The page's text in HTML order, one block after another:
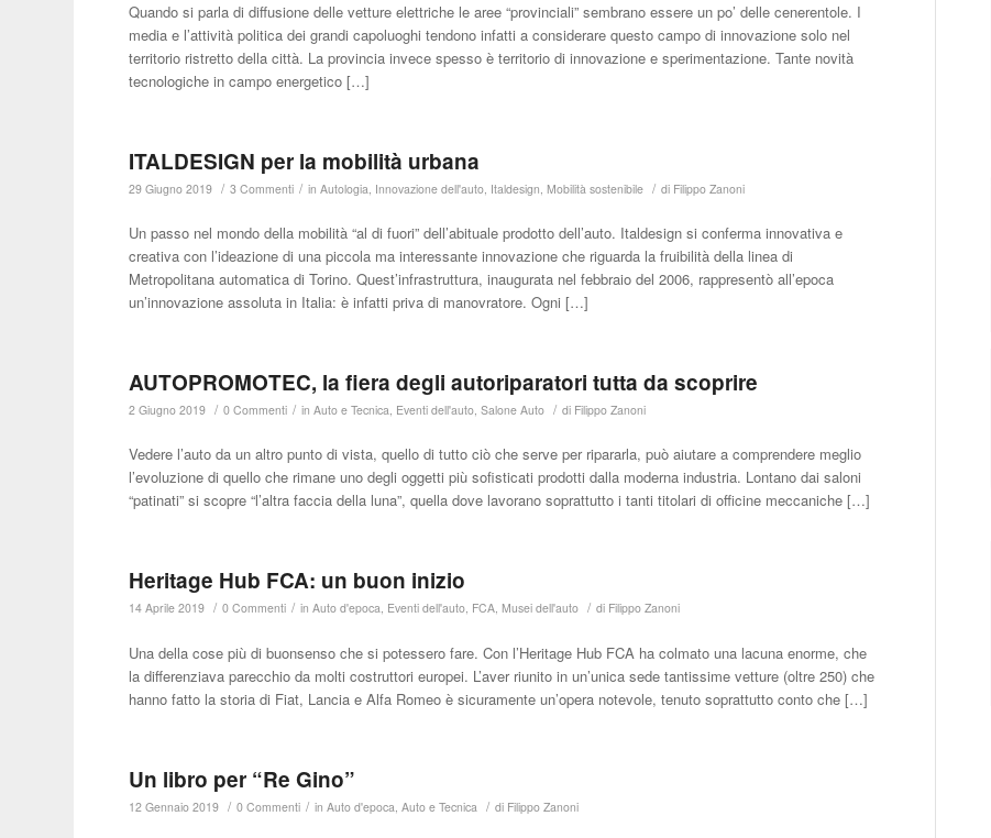
Quando si parla di diffusione delle vetture elettriche le aree “provinciali” sembrano essere un po’ delle cenerentole. I
media e l’attività politica dei grandi capoluoghi tendono infatti a considerare questo campo di innovazione solo nel
territorio ristretto della città. La provincia invece spesso è territorio di innovazione e sperimentazione. Tante novità
tecnologiche in campo energetico […]
ITALDESIGN per la mobilità urbana
29 Giugno 2019 / 3 Commenti / inAutologia, Innovazione dell'auto, Italdesign,Mobilità sostenibile / di Filippo Zanoni
Un passo nel mondo della mobilità “al di fuori” dell’abituale prodotto dell’auto. Italdesign si conferma innovativa e
creativa con l’ideazione di una piccola ma interessante innovazione che riguarda la fruibilità della linea di
Metropolitana automatica di Torino. Quest’infrastruttura, inaugurata nel febbraio del 2006, rappresentò all’epoca
un’innovazione assoluta in Italia: è infatti priva di manovratore. Ogni […]
AUTOPROMOTEC, la fiera degli autoriparatori tutta da scoprire
2 Giugno 2019 / 0 Commenti / inAuto e Tecnica, Eventi dell'auto,Salone Auto / di Filippo Zanoni
Vedere l’auto da un altro punto di vista, quello di tutto ciò che serve per ripararla, può aiutare a comprendere meglio
l’evoluzione di quello che rimane uno degli oggetti più sofisticati prodotti dalla moderna industria. Lontano dai saloni
“patinati” si scopre “l’altra faccia della luna”, quella dove lavorano soprattutto i tanti titolari di officine meccaniche […]
Heritage Hub FCA: un buon inizio
14 Aprile 2019 / 0 Commenti / inAuto d'epoca, Eventi dell'auto, FCA,Musei dell'auto / di Filippo Zanoni
Una della cose più di buonsenso che si potessero fare. Con l’Heritage Hub FCA ha colmato una lacuna enorme, che
la differenziava parecchio da molti costruttori europei. L’aver riunito in un’unica sede tantissime vetture (oltre 250) che
hanno fatto la storia di Fiat, Lancia e Alfa Romeo è sicuramente un’opera notevole, tenuto soprattutto conto che […]
Un libro per “Re Gino”
12 Gennaio 2019 / 0 Commenti / inAuto d'epoca ,Auto e Tecnica / di Filippo Zanoni